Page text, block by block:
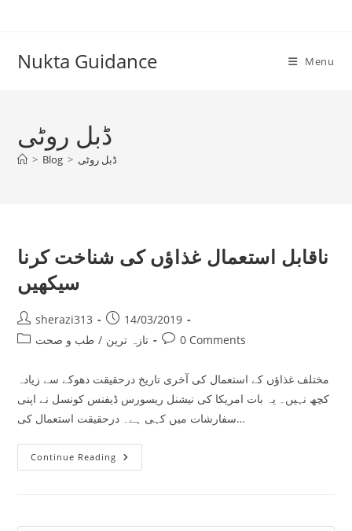
Nukta Guidance Menu
ڈبل روٹی
> Blog > ڈبل روٹی
ناقابل استعمال غذاؤں کی شناخت کرنا
سیکھیں
Post
author:
sherazi313
Post
published:
14/03/2019
Post
تازہ ترین / طب و صحت
Post0 Comments
مختلف غذاﺅں کے استعمال کی آخری تاریخ درحقیقت دھوکے سے زیادہ
کچھ نہیں۔ یہ بات امریکا کی نیشنل ریسورس ڈیفنس کونسل نے اپنی
سفارشات میں کہی ہے۔ درحقیقت استعمال کی…
Continue Reading ناقابل
استعمال
سیکھیں